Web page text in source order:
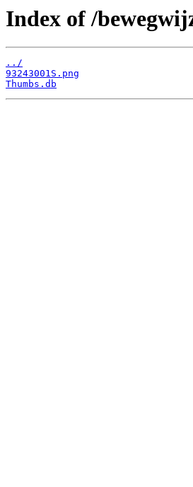
Index of /
../
93243001S.png
Thumbs.db